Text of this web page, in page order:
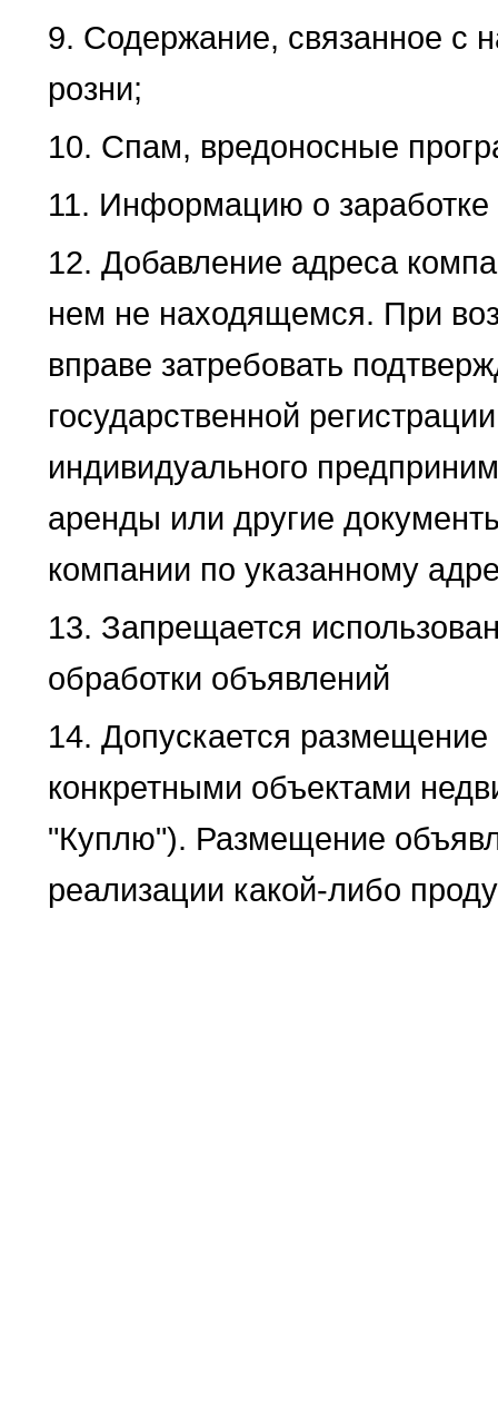
9. Содержание, связанное с
розни;
10. Спам, вредоносные
11. Информацию о заработке
12. Добавление адреса
нем не находящемся. При
вправе затребовать
государственной
индивидуального
аренды или другие
компании по указанному
13. Запрещается
обработки объявлений
14. Допускается
конкретными объектами
"Куплю"). Размещение
реализации какой-либо